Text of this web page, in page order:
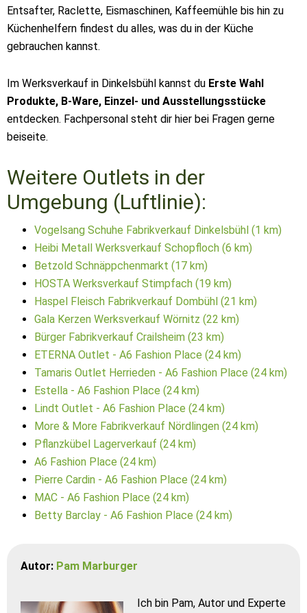
Entsafter, Raclette, Eismaschinen, Kaffeemühle bis hin zu
Küchenhelfern findest du alles, was du in der Küche
gebrauchen kannst.
Im Werksverkauf in Dinkelsbühl kannst du Erste Wahl
Produkte, B-Ware, Einzel- und Ausstellungsstücke
entdecken. Fachpersonal steht dir hier bei Fragen gerne
beiseite.
Weitere Outlets in der
Umgebung (Luftlinie):
Vogelsang Schuhe Fabrikverkauf Dinkelsbühl (1 km)
Heibi Metall Werksverkauf Schopfloch (6 km)
Betzold Schnäppchenmarkt (17 km)
HOSTA Werksverkauf Stimpfach (19 km)
Haspel Fleisch Fabrikverkauf Dombühl (21 km)
Gala Kerzen Werksverkauf Wörnitz (22 km)
Bürger Fabrikverkauf Crailsheim (23 km)
ETERNA Outlet - A6 Fashion Place (24 km)
Tamaris Outlet Herrieden - A6 Fashion Place (24 km)
Estella - A6 Fashion Place (24 km)
Lindt Outlet - A6 Fashion Place (24 km)
More & More Fabrikverkauf Nördlingen (24 km)
Pflanzkübel Lagerverkauf (24 km)
A6 Fashion Place (24 km)
Pierre Cardin - A6 Fashion Place (24 km)
MAC - A6 Fashion Place (24 km)
Betty Barclay - A6 Fashion Place (24 km)
Autor: Pam Marburger
Ich bin Pam, Autor und Experte